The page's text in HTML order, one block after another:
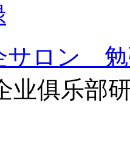
サロン
业俱乐部